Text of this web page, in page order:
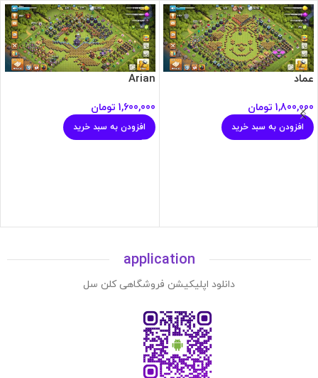
عماد
1,800,000 تومان
افزودن به سبد خرید
Arian
1,600,000 تومان
افزودن به سبد خرید
application
دانلود اپلیکیشن فروشگاهی کلن سل